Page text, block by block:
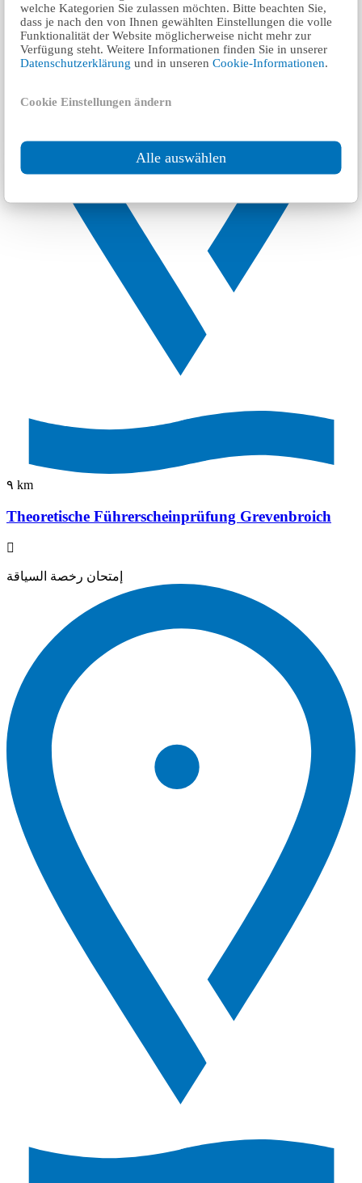
welche Kategorien Sie zulassen möchten. Bitte beachten Sie,
dass je nach den von Ihnen gewählten Einstellungen die volle
Funktionalität der Website möglicherweise nicht mehr zur
Verfügung steht. Weitere Informationen finden Sie in unserer
Datenschutzerklärungund in unserenCookie-Informationen.
Cookie Einstellungen ändern
Alle auswählen
٩ km
Theoretische Führerscheinprüfung Grevenbroich
إمتحان رخصة السياقة